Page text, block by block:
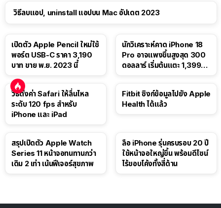
วิธีลบแอป, uninstall แอปบน Mac อัปเดต 2023
เปิดตัว Apple Pencil ใหม่ใช้
พอร์ต USB-C ราคา 3,190
บาท ขาย พ.ย. 2023 นี้
นักวิเคราะห์คาด iPhone 18
Pro อาจแพงขึ้นสูงสุด 300
ดอลลาร์ เริ่มต้นแตะ 1,399
วิธีตั้งค่า Safari ให้ลื่นไหล
ระดับ 120 fps สำหรับ
iPhone และ iPad
Fitbit ซิงก์ข้อมูลไปยัง Apple
Health ได้แล้ว
สรุปเปิดตัว Apple Watch
Series 11 หน้าจอทนทานกว่า
เดิม 2 เท่า เน้นฟีเจอร์สุขภาพ
ลือ iPhone รุ่นครบรอบ 20 ปี
ใช้หน้าจอใหญ่ขึ้น พร้อมดีไซน์
ไร้ขอบโค้งทั้งสี่ด้าน